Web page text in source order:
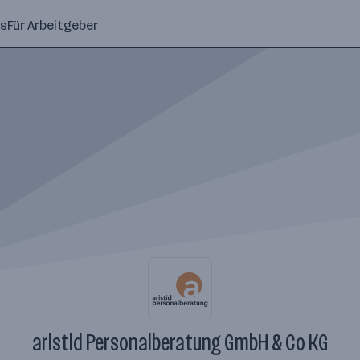
Für Arbeitgeber
aristid Personalberatung GmbH & Co KG